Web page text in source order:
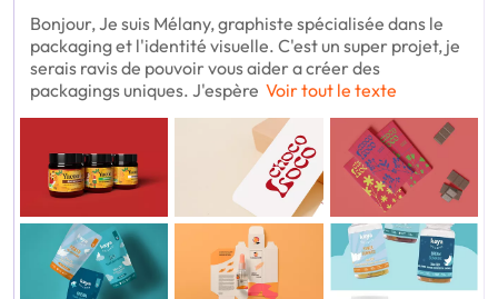
Bonjour, Je suis Mélany, graphiste spécialisée dans le
packaging et l'identité visuelle. C'est un super projet, je
serais ravis de pouvoir vous aider a créer des
packagings uniques. J'espère Voir tout le texte